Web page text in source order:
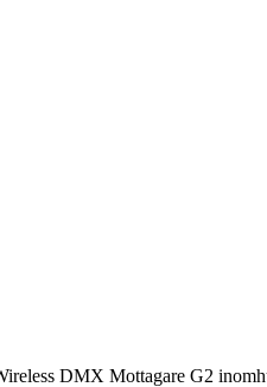
DMX Mottagare G2